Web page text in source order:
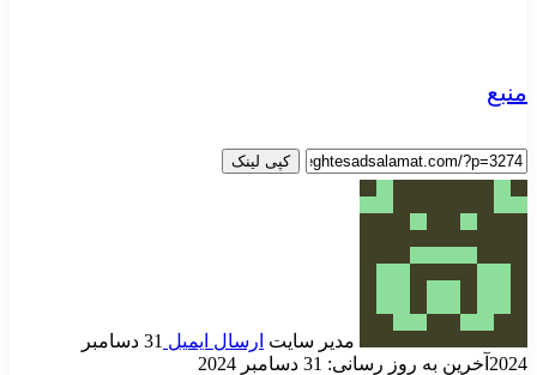
منبع
کپی لینک
مدیر سایت ارسال ایمیل
31 دسامبر
2024 آخرین به روز رسانی: 31 دسامبر 2024